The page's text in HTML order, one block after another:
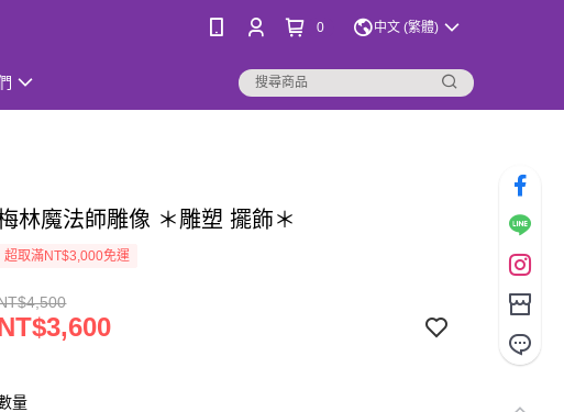
0 中文 (繁體)
林魔法師雕像 ＊雕塑 擺飾＊
超取滿NT$3,000免運
量